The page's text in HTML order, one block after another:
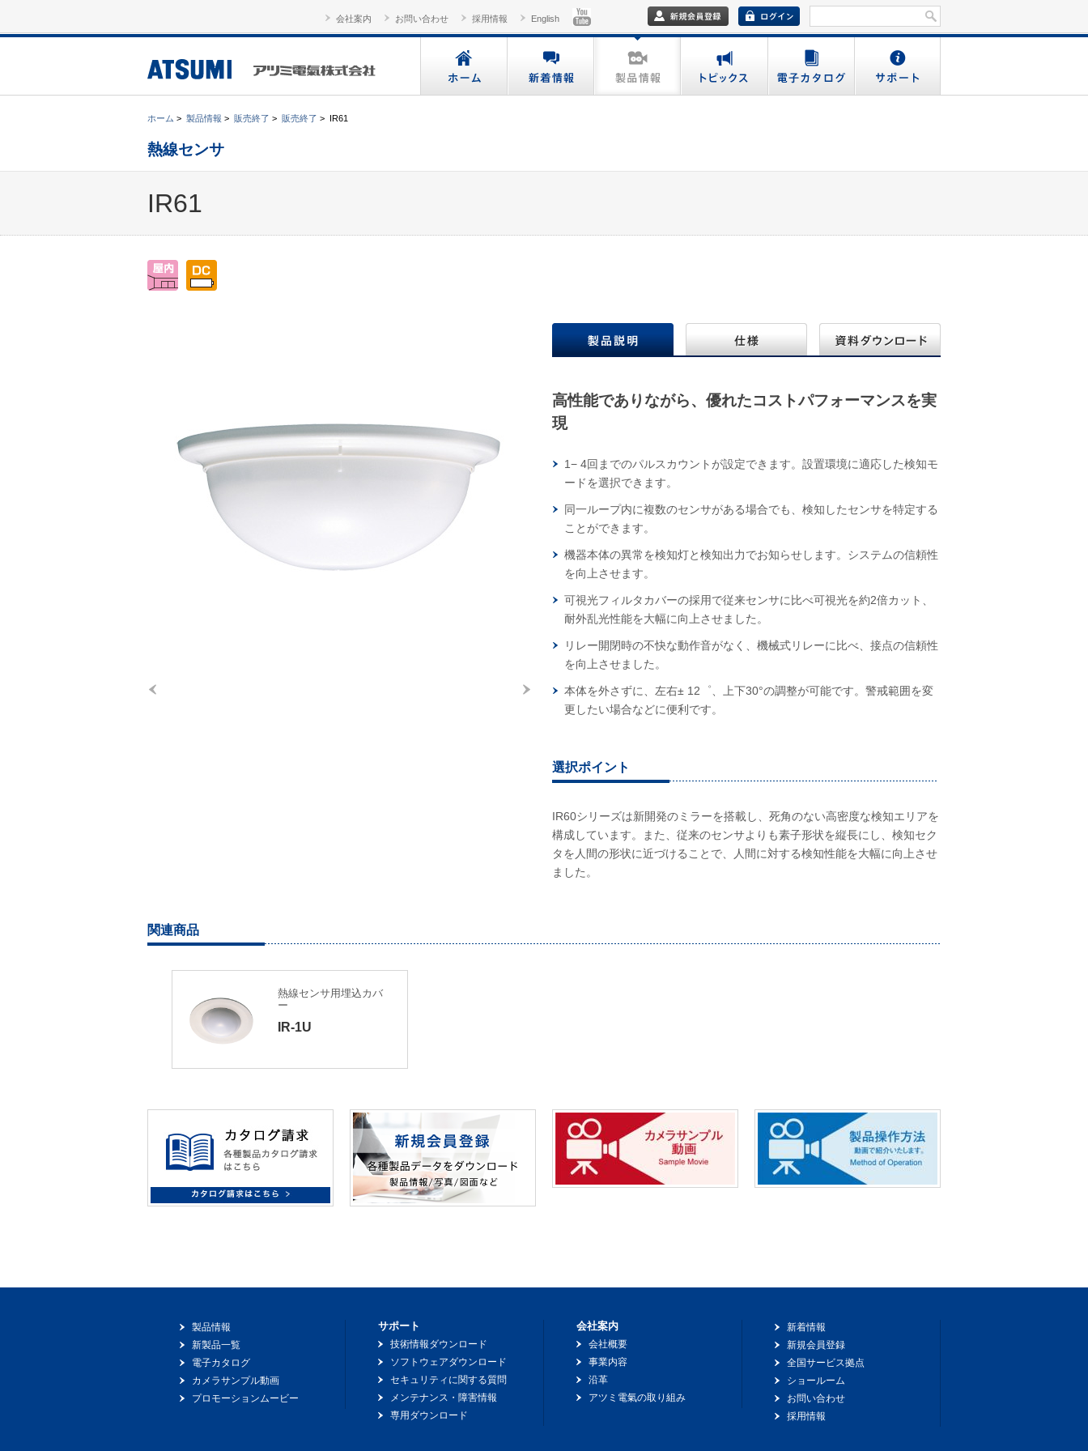
会社案内 お問い合わせ 採用情報 English
ホーム > 製品情報 > 販売終了 > 販売終了 > IR61
熱線センサ
IR61
高性能でありながら、優れたコストパフォーマンスを実
現
1− 4回までのパルスカウントが設定できます。設置環境に適応した検知モ
ードを選択できます。
同一ループ内に複数のセンサがある場合でも、検知したセンサを特定する
ことができます。
機器本体の異常を検知灯と検知出力でお知らせします。システムの信頼性
を向上させます。
可視光フィルタカバーの採用で従来センサに比べ可視光を約2倍カット、
耐外乱光性能を大幅に向上させました。
リレー開閉時の不快な動作音がなく、機械式リレーに比べ、接点の信頼性
を向上させました。
本体を外さずに、左右± 12゜、上下30°の調整が可能です。警戒範囲を変
更したい場合などに便利です。
選択ポイント
IR60シリーズは新開発のミラーを搭載し、死角のない高密度な検知エリアを
構成しています。また、従来のセンサよりも素子形状を縦長にし、検知セク
タを人間の形状に近づけることで、人間に対する検知性能を大幅に向上させ
ました。
関連商品
熱線センサ用埋込カバ
ー
IR-1U
製品情報
新製品一覧
電子カタログ
カメラサンプル動画
プロモーションムービー
サポート
技術情報ダウンロード
ソフトウェアダウンロード
セキュリティに関する質問
メンテナンス・障害情報
専用ダウンロード
会社案内
会社概要
事業内容
沿革
アツミ電氣の取り組み
新着情報
新規会員登録
全国サービス拠点
ショールーム
お問い合わせ
採用情報